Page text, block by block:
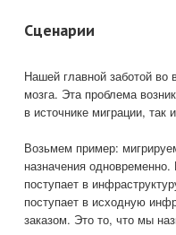
Сценарии
Нашей главной заботой во
мозга. Эта проблема
в источнике миграции, так
Возьмем пример:
назначения
поступает в
поступает в исходную
заказом. Это то, что мы